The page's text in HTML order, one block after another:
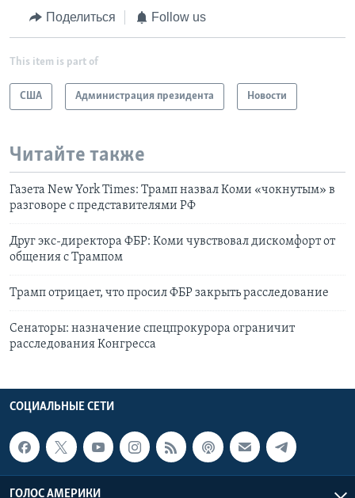
Поделиться Follow us
This item is part of
США Администрация президента Новости
Читайте также
Газета New York Times: Трамп назвал Коми «чокнутым» в
разговоре с представителями РФ
Друг экс-директора ФБР: Коми чувствовал дискомфорт от
общения с Трампом
Трамп отрицает, что просил ФБР закрыть расследование
Сенаторы: назначение спецпрокурора ограничит
расследования Конгресса
СОЦИАЛЬНЫЕ СЕТИ
ГОЛОС АМЕРИКИ